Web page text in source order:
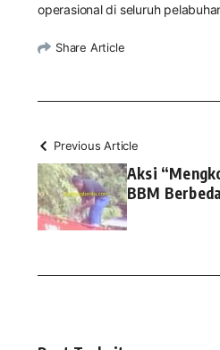
operasional di seluruh
Share Article
Previous Article
Aksi
BBM Berbeda